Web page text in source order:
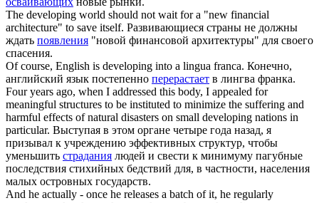
The developing world should not wait for a "new financial
architecture" to save itself. Развивающиеся страны не должны
ждать появления "новой финансовой архитектуры" для своего
спасения.
Of course, English is developing into a lingua franca. Конечно,
английский язык постепенно перерастает в лингва франка.
Four years ago, when I addressed this body, I appealed for
meaningful structures to be instituted to minimize the suffering and
harmful effects of natural disasters on small developing nations in
particular. Выступая в этом органе четыре года назад, я
призывал к учреждению эффективных структур, чтобы
уменьшить страдания людей и свести к минимуму пагубные
последствия стихийных бедствий для, в частности, населения
малых островных государств.
And he actually - once he releases a batch of it, he regularly